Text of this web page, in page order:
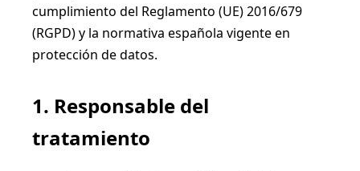
cumplimiento del Reglamento (UE) 2016/679
(RGPD) y la normativa española vigente en
protección de datos.
1. Responsable del
tratamiento